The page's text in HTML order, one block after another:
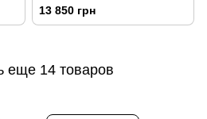
13 850 грн
еще 14 товаров